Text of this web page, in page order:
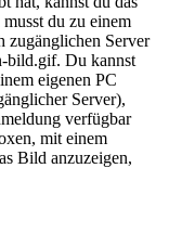
du zu einem
zugänglichen Server
bild.gif. Du kannst
eigenen PC
Server),
verfügbar
mit einem
Bild anzuzeigen,